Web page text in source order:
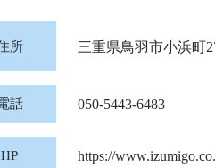
所 三重県鳥羽市小浜町
話 050-5443-6483
HP https://